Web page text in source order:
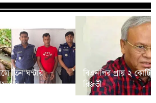
তিন ঘণ্টার
বিএনপির প্রায় ২ কোটি
রিজভী